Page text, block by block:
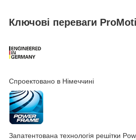
Ключові переваги
Спроектовано в Німеччині
Запатентована технологія решітки